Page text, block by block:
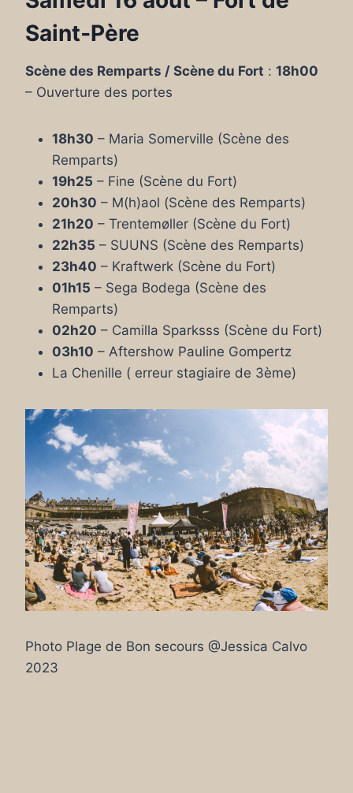
Saint‑Père
Scène des Remparts / Scène du Fort : 18h00
– Ouverture des portes
18h30 – Maria Somerville (Scène des
Remparts)
19h25 – Fine (Scène du Fort)
20h30 – M(h)aol (Scène des Remparts)
21h20 – Trentemøller (Scène du Fort)
22h35 – SUUNS (Scène des Remparts)
23h40 – Kraftwerk (Scène du Fort)
01h15 – Sega Bodega (Scène des
Remparts)
02h20 – Camilla Sparksss (Scène du Fort)
03h10 – Aftershow Pauline Gompertz
La Chenille ( erreur stagiaire de 3ème)
Photo Plage de Bon secours @Jessica Calvo
2023